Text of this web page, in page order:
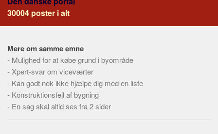
Social sikring og sundhed
Alle
Aspekter
Køb og salg
Økonomi
Jura og regler
30004 poster i alt
Mere om samme emne
- Mulighed for at købe grund i byområde
- Xpert-svar om viceværter
- Kan godt nok ikke hjælpe dig med en liste
- Konstruktionsfejl af bygning
- En sag skal altid ses fra 2 sider